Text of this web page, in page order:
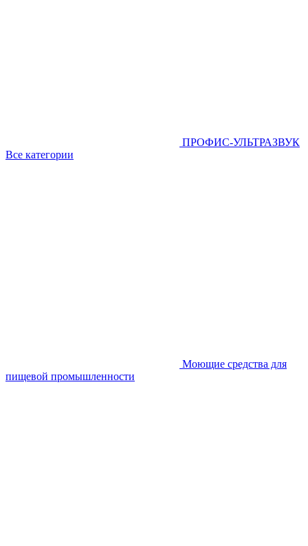
ПРОФИС-УЛЬТРАЗВУК
Все категории
Моющие средства для
пищевой промышленности